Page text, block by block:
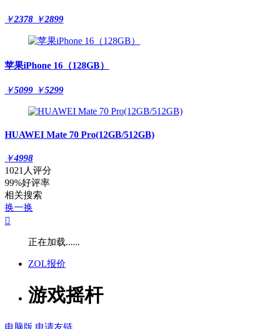
￥2378 ￥2899
苹果iPhone 16（128GB）
￥5099 ￥5299
HUAWEI Mate 70 Pro(12GB/512GB)
￥4998
1021人评分
99%好评率
相关搜索
换一换

正在加载......
ZOL报价
游戏摇杆
电脑版 申请友链